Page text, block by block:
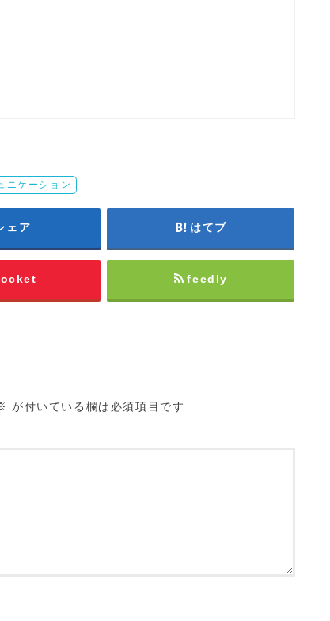
ニケーション
ェア はてブ
feedly
が付いている欄は必須項目です